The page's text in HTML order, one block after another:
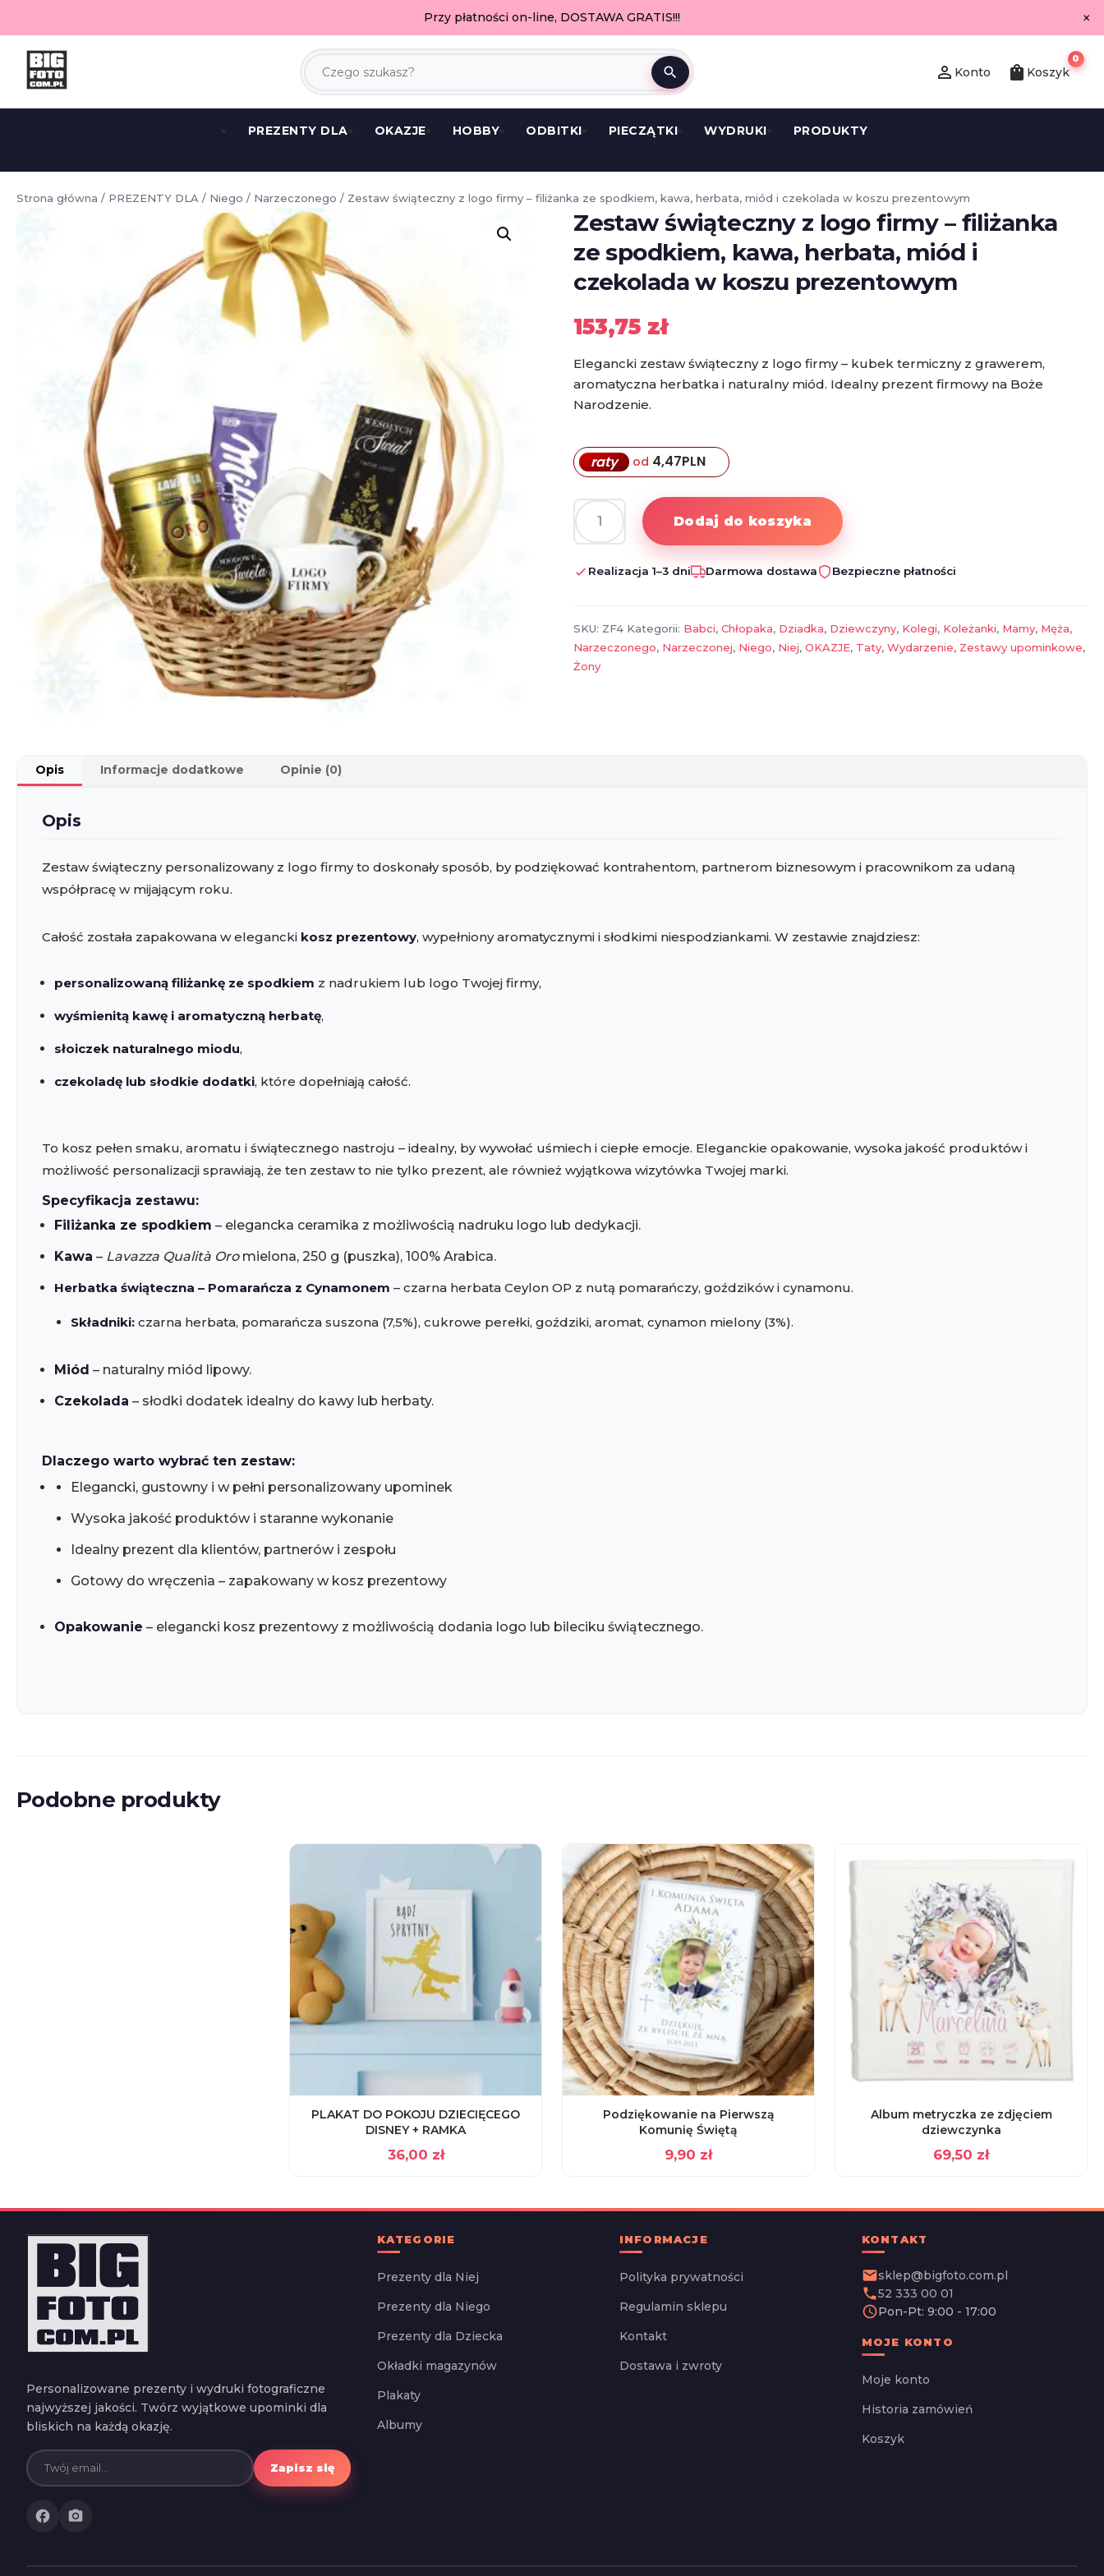
Przy płatności on-line, DOSTAWA GRATIS!!! ×
search person_outline Konto shopping_bag Koszyk
0
PREZENTY DLA OKAZJE HOBBY ODBITKI PIECZĄTKI WYDRUKI PRODUKTY
Strona główna / PREZENTY DLA / Niego / Narzeczonego / Zestaw świąteczny z logo firmy – filiżanka ze spodkiem, kawa, herbata, miód i czekolada w koszu prezentowym
Zestaw świąteczny z logo firmy – filiżanka
ze spodkiem, kawa, herbata, miód i
czekolada w koszu prezentowym
153,75 zł
Elegancki zestaw świąteczny z logo firmy – kubek termiczny z grawerem,
aromatyczna herbatka i naturalny miód. Idealny prezent firmowy na Boże
Narodzenie.
raty od 4,47PLN
ilość
Zestaw
świąteczny
firmy
–
filiżanka
Dodaj do koszyka
Realizacja 1–3 dni Darmowa dostawa Bezpieczne płatności
SKU: ZF4 Kategorii: Babci,Chłopaka, Dziadka, Dziewczyny, Kolegi, Koleżanki, Mamy, Męża,
Narzeczonego, Narzeczonej, Niego, Niej,OKAZJE, Taty,Wydarzenie, Zestawy upominkowe,
Żony
Opis Informacje dodatkowe Opinie (0)
Opis
Zestaw świąteczny personalizowany z logo firmy to doskonały sposób, by podziękować kontrahentom, partnerom biznesowym i pracownikom za udaną
współpracę w mijającym roku.
Całość została zapakowana w elegancki kosz prezentowy, wypełniony aromatycznymi i słodkimi niespodziankami. W zestawie znajdziesz:
personalizowaną filiżankę ze spodkiem z nadrukiem lub logo Twojej firmy,
wyśmienitą kawę i aromatyczną herbatę,
słoiczek naturalnego miodu,
czekoladę lub słodkie dodatki, które dopełniają całość.
To kosz pełen smaku, aromatu i świątecznego nastroju – idealny, by wywołać uśmiech i ciepłe emocje. Eleganckie opakowanie, wysoka jakość produktów i
możliwość personalizacji sprawiają, że ten zestaw to nie tylko prezent, ale również wyjątkowa wizytówka Twojej marki.
Specyfikacja zestawu:
Filiżanka ze spodkiem – elegancka ceramika z możliwością nadruku logo lub dedykacji.
Kawa – Lavazza Qualità Oromielona, 250 g (puszka), 100% Arabica.
Herbatka świąteczna – Pomarańcza z Cynamonem – czarna herbata Ceylon OP z nutą pomarańczy, goździków i cynamonu.
Składniki: czarna herbata, pomarańcza suszona (7,5%), cukrowe perełki, goździki, aromat, cynamon mielony (3%).
Miód – naturalny miód lipowy.
Czekolada – słodki dodatek idealny do kawy lub herbaty.
Dlaczego warto wybrać ten zestaw:
Elegancki, gustowny i w pełni personalizowany upominek
Wysoka jakość produktów i staranne wykonanie
Idealny prezent dla klientów, partnerów i zespołu
Gotowy do wręczenia – zapakowany w kosz prezentowy
Opakowanie – elegancki kosz prezentowy z możliwością dodania logo lub bileciku świątecznego.
Podobne produkty
PLAKAT DO POKOJU DZIECIĘCEGO
DISNEY + RAMKA
36,00 zł
Podziękowanie na Pierwszą
Komunię Świętą
9,90 zł
Album metryczka ze zdjęciem
dziewczynka
69,50 zł
Personalizowane prezenty i wydruki fotograficzne
najwyższej jakości. Twórz wyjątkowe upominki dla
bliskich na każdą okazję.
Zapisz się
facebook photo_camera
KATEGORIE
Prezenty dla Niej
Prezenty dla Niego
Prezenty dla Dziecka
Okładki magazynów
Plakaty
Albumy
INFORMACJE
Polityka prywatności
Regulamin sklepu
Kontakt
Dostawa i zwroty
KONTAKT
emailsklep@bigfoto.com.pl
phone52 333 00 01
schedulePon-Pt: 9:00 - 17:00
MOJE KONTO
Moje konto
Historia zamówień
Koszyk